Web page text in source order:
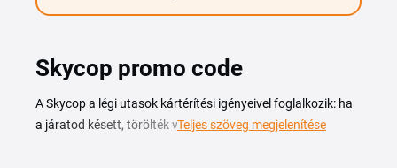
Skycop promo code
A Skycop a légi utasok kártérítési igényeivel foglalkozik: ha
a járatod késett, törölték vagy túlfoglalás miatt nem szálltál
Teljes szöveg megjelenítése